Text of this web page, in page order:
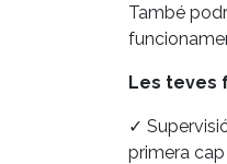
També
Les teves
✓
primera